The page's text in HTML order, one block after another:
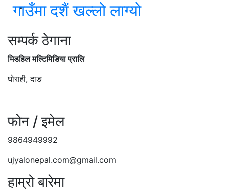
गाउँमा दशैं खल्लो लाग्यो
सम्पर्क ठेगाना
मिडहिल मल्टिमिडिया प्रालि
घोराही, दाङ
फोन / इमेल
9864949992
ujyalonepal.com@gmail.com
हाम्रो बारेमा